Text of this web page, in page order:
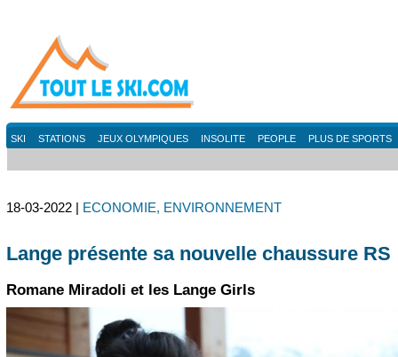
SKI STATIONS JEUX OLYMPIQUES INSOLITE PEOPLE PLUS DE SPORTS
18-03-2022 | ECONOMIE, ENVIRONNEMENT
Lange présente sa nouvelle chaussure RS
Romane Miradoli et les Lange Girls